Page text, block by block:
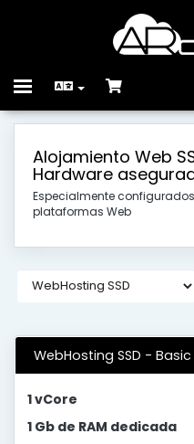
Toggle
المتجر
أخبار وإعلانات
مكتبة الشروحات
حالة الشبكة
Alojamiento Web
Hardware
Especialmente
plataformas Web
WebHosting SSD -
1 vCore
1 Gb de RAM dedicada